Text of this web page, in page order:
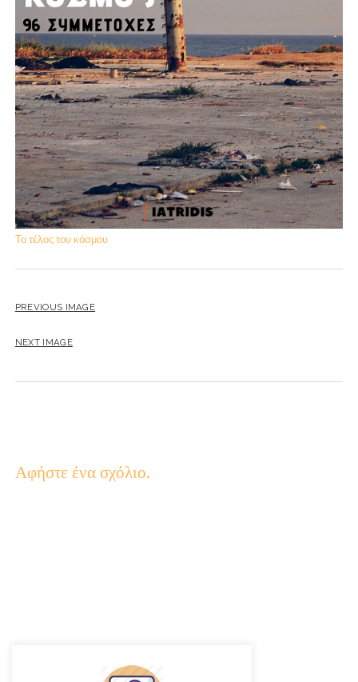
Το τέλος του κόσμου
PREVIOUS IMAGE
NEXT IMAGE
Αφήστε ένα σχόλιο.